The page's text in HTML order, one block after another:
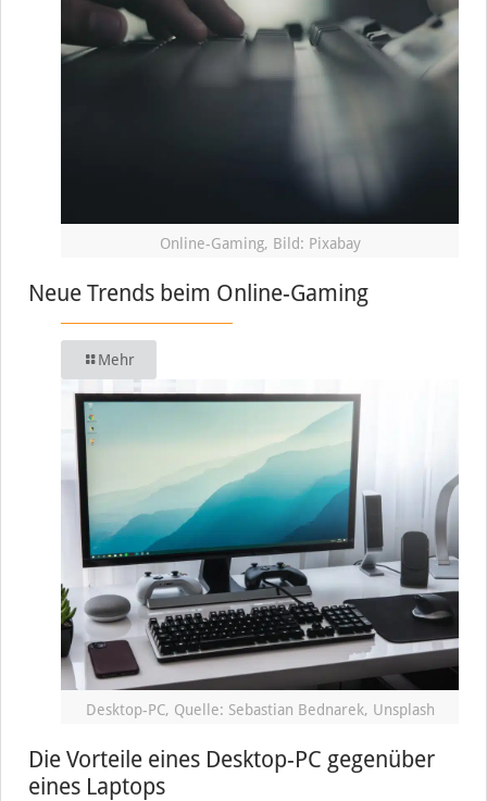
Online-Gaming, Bild: Pixabay
Neue Trends beim Online-Gaming
Mehr
Desktop-PC, Quelle: Sebastian Bednarek, Unsplash
Die Vorteile eines Desktop-PC gegenüber
eines Laptops